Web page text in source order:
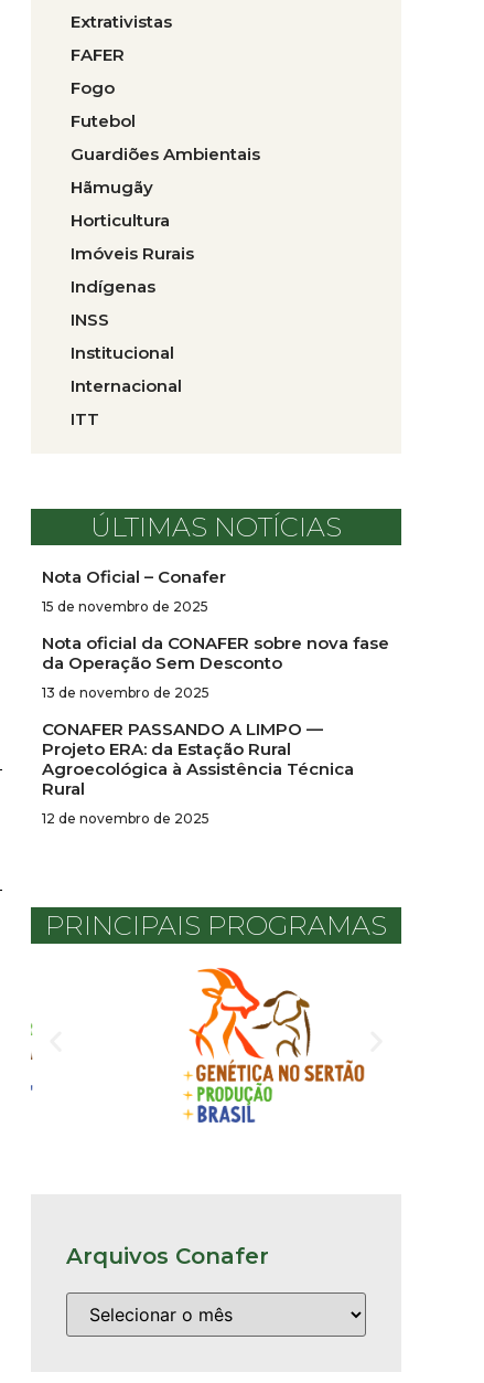
Extrativistas
FAFER
Fogo
Futebol
Guardiões Ambientais
Hãmugãy
Horticultura
Imóveis Rurais
Indígenas
INSS
Institucional
Internacional
ITT
ÚLTIMAS NOTÍCIAS
Nota Oficial – Conafer
15 de novembro de 2025
Nota oficial da CONAFER sobre nova fase
da Operação Sem Desconto
13 de novembro de 2025
CONAFER PASSANDO A LIMPO —
Projeto ERA: da Estação Rural
Agroecológica à Assistência Técnica
Rural
12 de novembro de 2025
PRINCIPAIS PROGRAMAS
Arquivos Conafer